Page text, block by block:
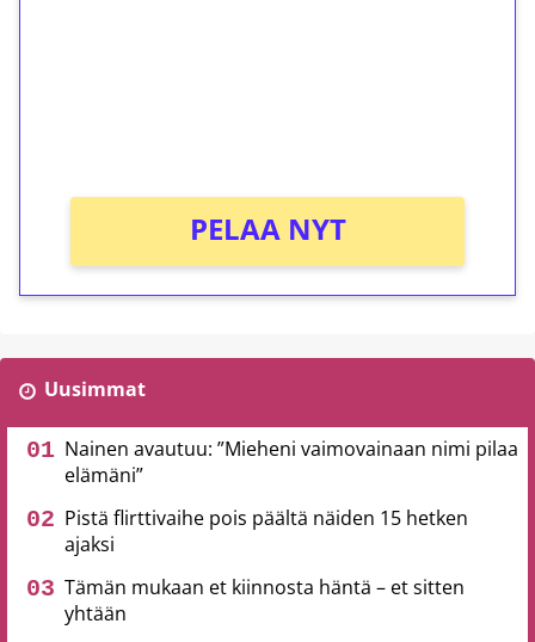
PELAA NYT
Uusimmat
Nainen avautuu: ”Mieheni vaimovainaan nimi pilaa
elämäni”
Pistä flirttivaihe pois päältä näiden 15 hetken
ajaksi
Tämän mukaan et kiinnosta häntä – et sitten
yhtään